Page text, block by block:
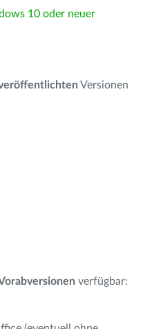
10 oder neuer
Versionen
verfügbar: